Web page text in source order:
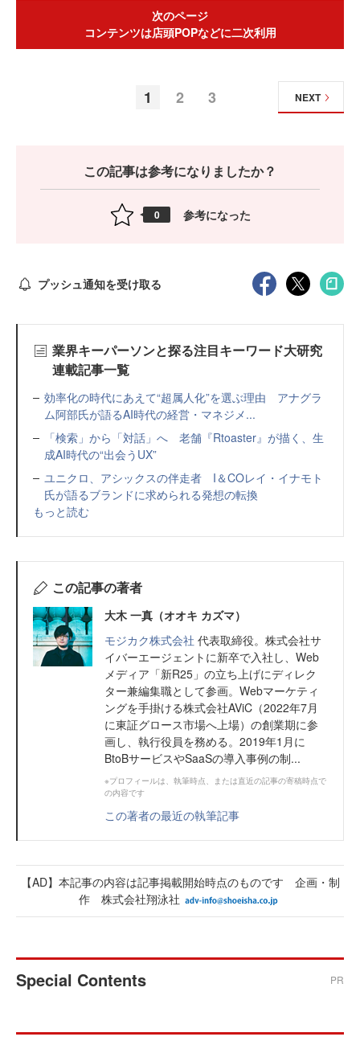
次のページ
コンテンツは店頭POPなどに二次利用
1 2 3 NEXT
この記事は参考になりましたか？
0 参考になった
プッシュ通知を受け取る
業界キーパーソンと探る注目キーワード大研究
連載記事一覧
効率化の時代にあえて“超属人化”を選ぶ理由 アナグラ
ム阿部氏が語るAI時代の経営・マネジメ...
「検索」から「対話」へ 老舗『Rtoaster』が描く、生
成AI時代の“出会うUX”
ユニクロ、アシックスの伴走者 I＆COレイ・イナモト
氏が語るブランドに求められる発想の転換
もっと読む
この記事の著者
大木 一真（オオキ カズマ）
モジカク株式会社 代表取締役。株式会社サ
イバーエージェントに新卒で入社し、Web
メディア「新R25」の立ち上げにディレク
ター兼編集職として参画。Webマーケティ
ングを手掛ける株式会社AViC（2022年7月
に東証グロース市場へ上場）の創業期に参
画し、執行役員を務める。2019年1月に
BtoBサービスやSaaSの導入事例の制...
※プロフィールは、執筆時点、または直近の記事の寄稿時点で
の内容です
この著者の最近の執筆記事
【AD】本記事の内容は記事掲載開始時点のものです 企画・制
作 株式会社翔泳社
Special Contents PR